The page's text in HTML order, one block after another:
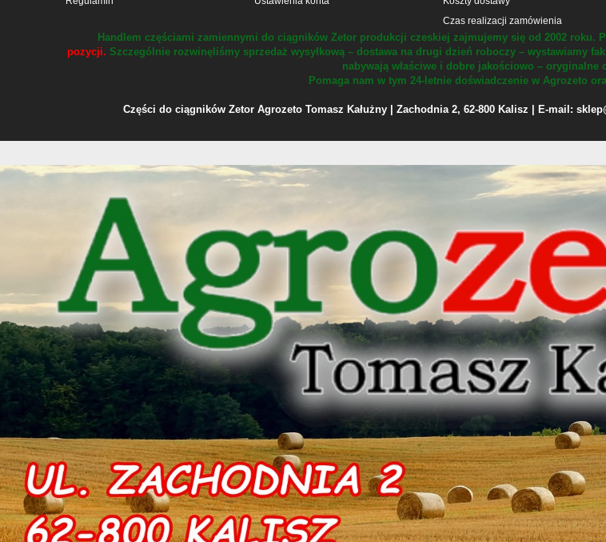
Czas realizacji zamówienia
Handlem częściami zamiennymi do ciągników Zetor produkcji czeskiej zajmujemy się od 2002 roku.
pozycji. Szczególnie rozwinęliśmy sprzedaż wysyłkową – dostawa na drugi dzień roboczy – wystawiamy
nabywają właściwe i dobre jakościowo – oryginalne
Pomaga nam w tym 24-letnie doświadczenie w Agrozeto
Części do ciągników Zetor Agrozeto Tomasz Kałużny | Zachodnia 2, 62-800 Kalisz | E-mail: